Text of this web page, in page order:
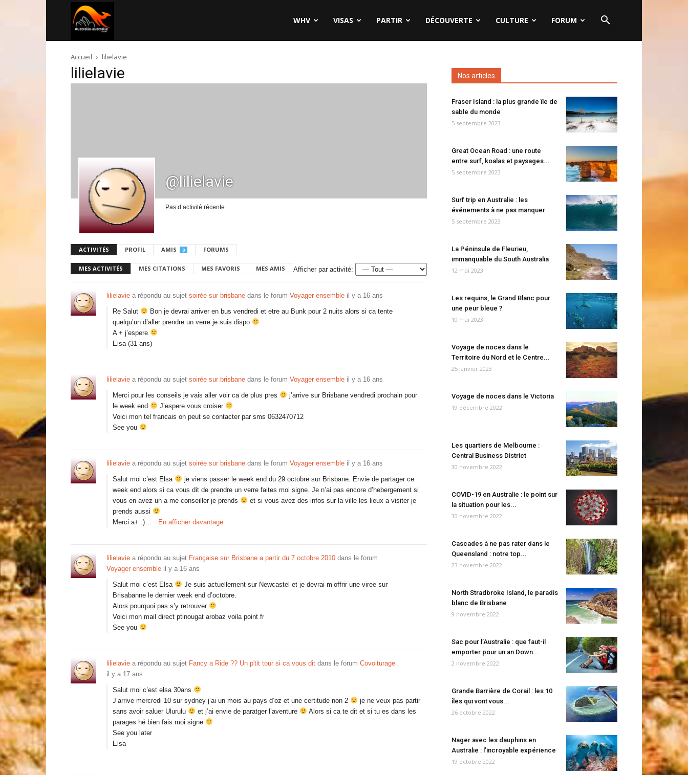
australie.com
WHV VISAS PARTIR DÉCOUVERTE CULTURE FORUM
Accueil lilielavie
lilielavie
@lilielavie
Pas d’activité récente
ACTIVITÉS PROFIL AMIS 0 FORUMS
MES ACTIVITÉS MES CITATIONS MES FAVORIS MES AMIS Afficher par activité:
lilielavie a répondu au sujet soirée sur brisbane dans le forum Voyager ensemble il y a 16 ans
Re Salut
Bon je devrai arriver en bus vendredi et etre au Bunk pour 2 nuits alors si ca tente
quelqu’un d’aller prendre un verre je suis dispo
A + j’espere
Elsa (31 ans)
lilielavie a répondu au sujet soirée sur brisbane dans le forum Voyager ensemble il y a 16 ans
Merci pour les conseils je vais aller voir ca de plus pres
j’arrive sur Brisbane vendredi prochain pour
le week end
J’espere vous croiser
Voici mon tel francais on peut se contacter par sms 0632470712
See you
lilielavie a répondu au sujet soirée sur brisbane dans le forum Voyager ensemble il y a 16 ans
Salut moi c’est Elsa
je viens passer le week end du 29 octobre sur Brisbane. Envie de partager ce
week end alors si ca vous dit de prendre un verre faites moi signe. Je n’ai pas encore d’hebergement si
vous en avez un a me conseiller je prends
et si vous avez des infos sur la ville les lieux a visiter je
prends aussi
Merci a+ :)…
En afficher davantage
lilielavie a répondu au sujet Française sur Brisbane a partir du 7 octobre 2010 dans le forum
Voyager ensemble il y a 16 ans
Salut moi c’est Elsa
Je suis actuellement sur Newcastel et je devrai m’offrir une viree sur
Brisabanne le dernier week end d’octobre.
Alors pourquoi pas s’y retrouver
Voici mon mail direct ptinougat arobaz voila point fr
See you
lilielavie a répondu au sujet Fancy a Ride ?? Un p'tit tour si ca vous dit dans le forum Covoiturage
il y a 17 ans
Salut moi c’est elsa 30ans
J’arrive mercredi 10 sur sydney j’ai un mois au pays d’oz et une certitude non 2
je ne veux pas partir
sans avoir saluer Ulurulu
et j’ai envie de paratger l’aventure
Alors si ca te dit et si tu es dans les
parages hé bien fais moi signe
See you later
Elsa
Nos articles
Fraser Island : la plus grande île de
sable du monde
5 septembre 2023
Great Ocean Road : une route
entre surf, koalas et paysages...
5 septembre 2023
Surf trip en Australie : les
événements à ne pas manquer
5 septembre 2023
La Péninsule de Fleurieu,
immanquable du South Australia
12 mai 2023
Les requins, le Grand Blanc pour
une peur bleue ?
10 mai 2023
Voyage de noces dans le
Territoire du Nord et le Centre...
25 janvier 2023
Voyage de noces dans le Victoria
19 décembre 2022
Les quartiers de Melbourne :
Central Business District
30 novembre 2022
COVID-19 en Australie : le point sur
la situation pour les...
30 novembre 2022
Cascades à ne pas rater dans le
Queensland : notre top...
23 novembre 2022
North Stradbroke Island, le paradis
blanc de Brisbane
9 novembre 2022
Sac pour l’Australie : que faut-il
emporter pour un an Down...
2 novembre 2022
Grande Barrière de Corail : les 10
îles qui vont vous...
26 octobre 2022
Nager avec les dauphins en
Australie : l’incroyable expérience
19 octobre 2022